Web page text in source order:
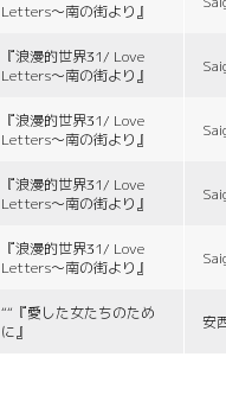
Letters〜南の街より』
『浪漫的世界31/ Love
Letters〜南の街より』
『浪漫的世界31/ Love
Letters〜南の街より』
『浪漫的世界31/ Love
Letters〜南の街より』
『浪漫的世界31/ Love
Letters〜南の街より』
““『愛した女たちのため
に』
安